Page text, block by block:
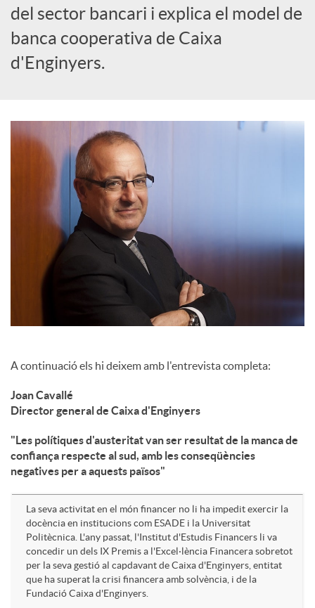
r
d
c
i
n
g
u
s
del sector bancari i explica el model de
banca cooperativa de Caixa
d'Enginyers.
A continuació els hi deixem amb l'entrevista completa:
Joan Cavallé
Director general de Caixa d'Enginyers
"Les polítiques d'austeritat van ser resultat de la manca de
confiança respecte al sud, amb les conseqüències
negatives per a aquests països"
La seva activitat en el món financer no li ha impedit exercir la
docència en institucions com ESADE i la Universitat
Politècnica. L'any passat, l'Institut d'Estudis Financers li va
concedir un dels IX Premis a l'Excel·lència Financera sobretot
per la seva gestió al capdavant de Caixa d'Enginyers, entitat
que ha superat la crisi financera amb solvència, i de la
Fundació Caixa d'Enginyers.